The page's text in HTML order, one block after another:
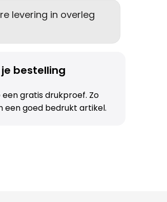
levering in overleg
bestelling
gratis drukproef. Zo
een goed bedrukt artikel.